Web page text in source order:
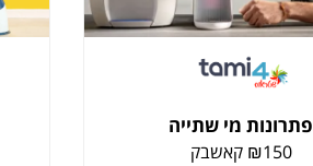
פתרונות מי שתייה
₪150 קאשבק